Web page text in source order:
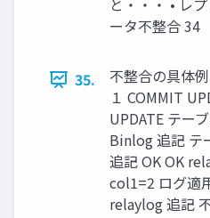
と・・・ • レ
ータ不整合 34
35.
不整合の具体
１ COMMIT
UPDATE テー
Binlog 追記 テ
追記 OK OK
col1=2 ログ適
relaylog 追記